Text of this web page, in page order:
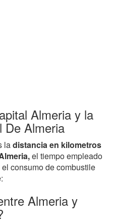
Almeria y la
De Almeria
ladistancia en kilometros
el tiempo empleado
consumo de combustile
Almeria y